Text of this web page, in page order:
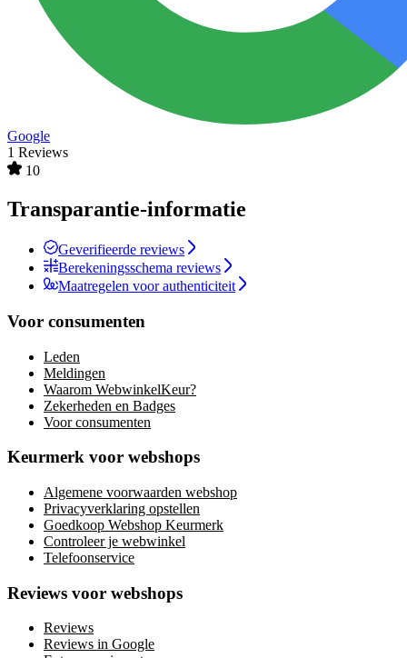
Google
1 Reviews
10
Transparantie-informatie
Geverifieerde reviews
Berekeningsschema reviews
Maatregelen voor authenticiteit
Voor consumenten
Leden
Meldingen
Waarom WebwinkelKeur?
Zekerheden en Badges
Voor consumenten
Keurmerk voor webshops
Algemene voorwaarden webshop
Privacyverklaring opstellen
Goedkoop Webshop Keurmerk
Controleer je webwinkel
Telefoonservice
Reviews voor webshops
Reviews
Reviews in Google